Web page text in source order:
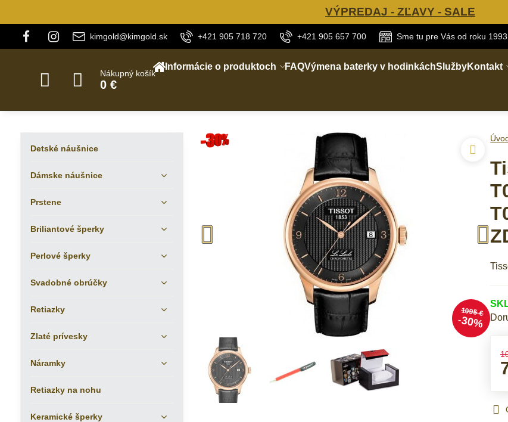
VÝPREDAJ - ZĽAVY - SALE
kimgold@kimgold.sk +421 905 718 720 +421 905 657 700 Sme tu pre Vás od roku 1993
Nákupný košík
0 €
Informácie o produktoch FAQVýmena baterky v hodinkáchSlužbyKontakt
1095 €
30%
Detské náušnice
Dámske náušnice
Prstene
Briliantové šperky
Perlové šperky
Svadobné obrúčky
Retiazky
Zlaté prívesky
Náramky
Retiazky na nohu
Keramické šperky